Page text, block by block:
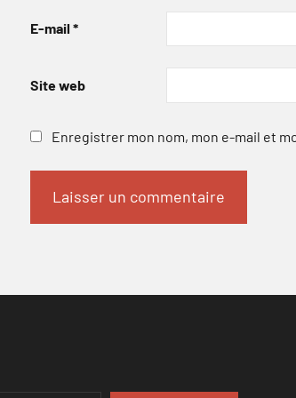
E-mail *
Site web
Enregistrer mon nom, mon e-mail et